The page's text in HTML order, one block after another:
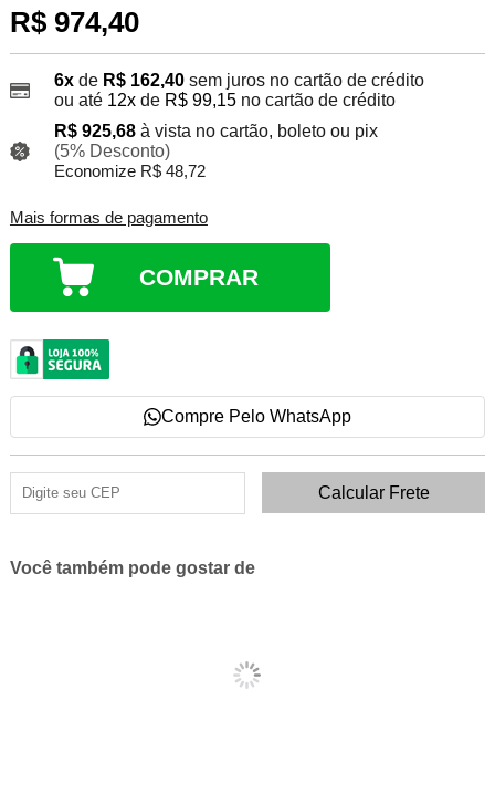
R$ 974,40
6xde R$ 162,40 sem juros no cartão de crédito
ou até 12xde R$ 99,15no cartão de crédito
R$ 925,68 à vista no cartão, boleto ou pix
(5% Desconto)
Economize R$ 48,72
Mais formas de pagamento
COMPRAR
Compre Pelo WhatsApp
Você também pode gostar de